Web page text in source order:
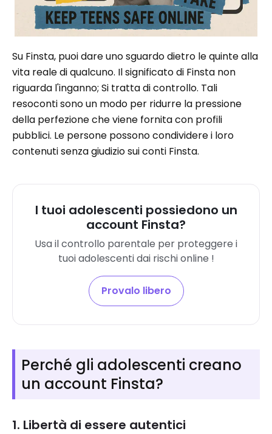
Su Finsta, puoi dare uno sguardo dietro le quinte alla
vita reale di qualcuno. Il significato di Finsta non
riguarda l'inganno; Si tratta di controllo. Tali
resoconti sono un modo per ridurre la pressione
della perfezione che viene fornita con profili
pubblici. Le persone possono condividere i loro
contenuti senza giudizio sui conti Finsta.
I tuoi adolescenti possiedono un
account Finsta?
Usa il controllo parentale per proteggere i
tuoi adolescenti dai rischi online !
Provalo libero
Perché gli adolescenti creano
un account Finsta?
1. Libertà di essere autentici